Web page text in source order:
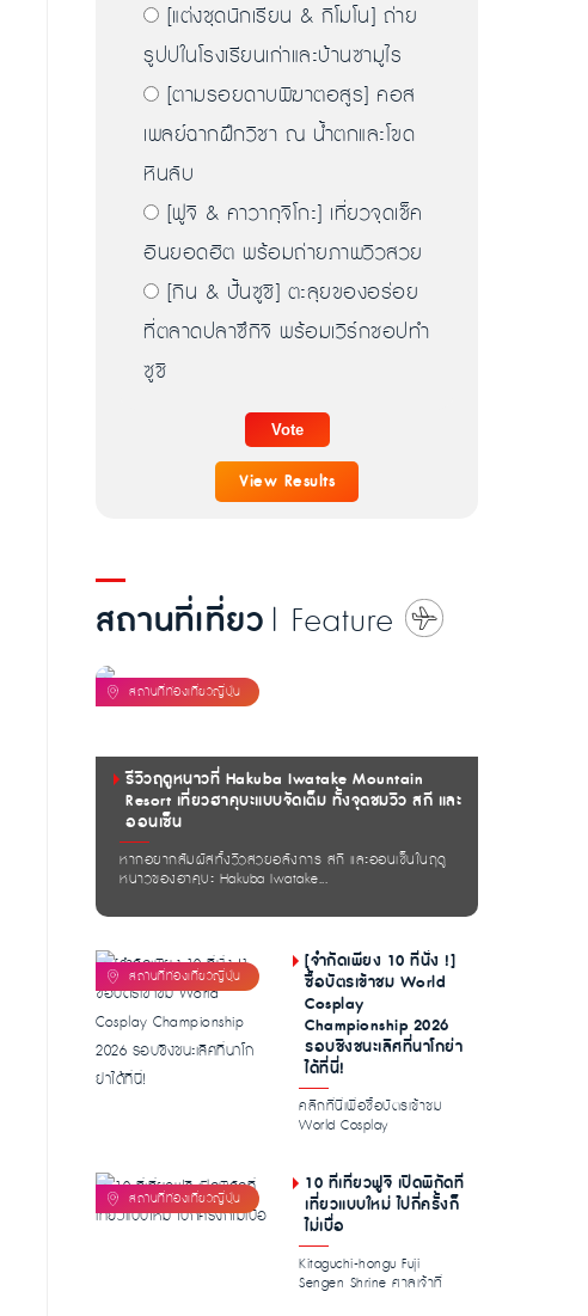
[แต่งชุดนักเรียน & กิโมโน] ถ่าย
รูปปในโรงเรียนเก่าและบ้านซามูไร
[ตามรอยดาบพิฆาตอสูร] คอส
เพลย์ฉากฝึกวิชา ณ น้ำตกและโขด
หินลับ
[ฟูจิ & คาวากุจิโกะ] เที่ยวจุดเช็ค
อินยอดฮิต พร้อมถ่ายภาพวิวสวย
[กิน & ปั้นซูชิ] ตะลุยของอร่อย
ที่ตลาดปลาซึกิจิ พร้อมเวิร์กชอปทำ
ซูชิ
View Results
สถานที่เที่ยว | Feature
รีวิวฤดูหนาวที่ Hakuba Iwatake Mountain
Resort เที่ยวฮาคุบะแบบจัดเต็ม ทั้งจุดชมวิว สกี และ
ออนเซ็น
หากอยากสัมผัสทั้งวิวสวยอลังการ สกี และออนเซ็นในฤดู
หนาวของฮาคุบะ Hakuba Iwatake...
[จำกัดเพียง 10 ที่นั่ง !]
ซื้อบัตรเข้าชม World
Cosplay
Championship 2026
รอบชิงชนะเลิศที่นาโกย่า
ได้ที่นี่!
คลิกที่นี่เพื่อซื้อบัตรเข้าชม
World Cosplay
10 ที่เที่ยวฟูจิ เปิดพิกัดที่
เที่ยวแบบใหม่ ไปกี่ครั้งก็
ไม่เบื่อ
Kitaguchi-hongu Fuji
Sengen Shrine ศาลเจ้าที่